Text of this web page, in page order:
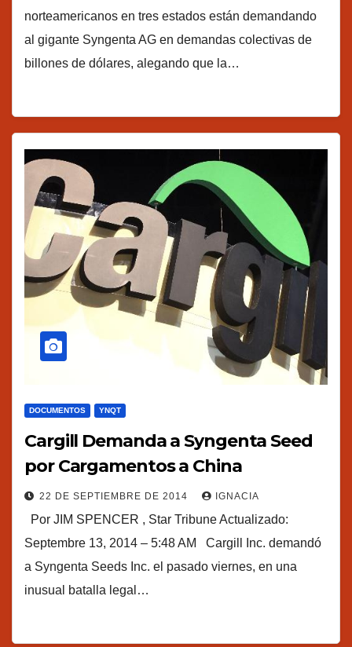
norteamericanos en tres estados están demandando
al gigante Syngenta AG en demandas colectivas de
billones de dólares, alegando que la…
DOCUMENTOS YNQT
Cargill Demanda a Syngenta Seed
por Cargamentos a China
22 DE SEPTIEMBRE DE 2014 IGNACIA
Por JIM SPENCER , Star Tribune Actualizado:
Septembre 13, 2014 – 5:48 AM Cargill Inc. demandó
a Syngenta Seeds Inc. el pasado viernes, en una
inusual batalla legal…